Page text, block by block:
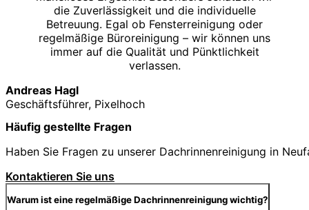
die Zuverlässigkeit und die individuelle
Betreuung. Egal ob Fensterreinigung oder
regelmäßige Büroreinigung – wir können uns
immer auf die Qualität und Pünktlichkeit
verlassen.
Andreas Hagl
Geschäftsführer, Pixelhoch
Häufig gestellte Fragen
Haben Sie Fragen zu unserer Dachrinnenreinigung in
Kontaktieren Sie uns
Warum ist eine regelmäßige Dachrinnenreinigung wichtig?